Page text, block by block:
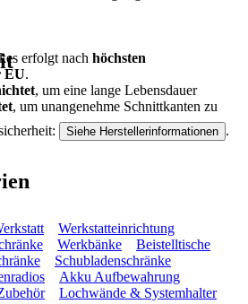
erfolgt nach höchsten
EU.
, um eine lange Lebensdauer
, um unangenehme Schnittkanten zu
Siehe Herstellerinformationen .
Werkstatteinrichtung
Werkbänke
Beistelltische
Schubladenschränke
Akku Aufbewahrung
Lochwände & Systemhalter